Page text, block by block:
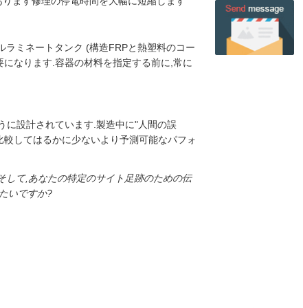
ミネートタンク (構造FRPと熱塑料のコー
なります.容器の材料を指定する前に,常に
に設計されています.製造中に"人間の誤
してはるかに少ないより予測可能なパフォ
して,あなたの特定のサイト足跡のための伝
いですか?